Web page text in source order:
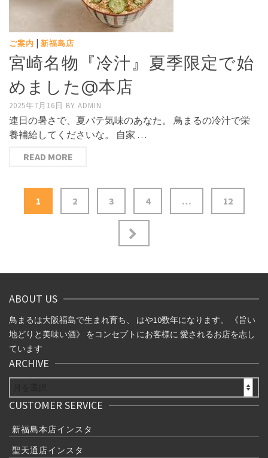
ご案内 | 新福島店
宮崎名物『冷汁』夏季限定で始
めました@本店
2025年7月16日 BY ADMIN
連日の暑さで、夏バテ気味のあなた。 鳥まるの冷汁で栄
養補給してくださいな。 自家 …
READ MORE
投
稿
ビ
ゲ
ー
シ
ョ
1 2 3 4 … 12
ABOUT US
鳥まるは大阪福島で生まれ育ち、 はや10数年になります。 《旨い
地どりと美味い酒》 をコンセプトにお客様に 愛されるお店を志し
ています
ARCHIVE
CUSTOMER SERVICE
新福島本店インスタ
聖天通店インスタ